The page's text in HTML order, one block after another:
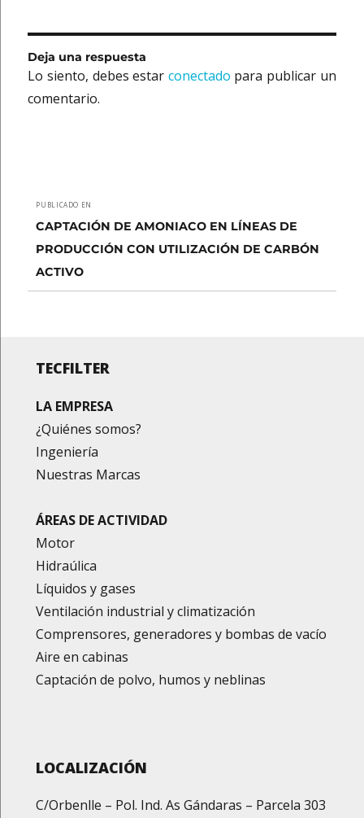
Deja una respuesta
Lo siento, debes estar conectado para publicar un
comentario.
Navegación
de
entradas
PUBLICADO EN
CAPTACIÓN DE AMONIACO EN LÍNEAS DE
PRODUCCIÓN CON UTILIZACIÓN DE CARBÓN
ACTIVO
TECFILTER
LA EMPRESA
¿Quiénes somos?
Ingeniería
Nuestras Marcas
ÁREAS DE ACTIVIDAD
Motor
Hidraúlica
Líquidos y gases
Ventilación industrial y climatización
Comprensores, generadores y bombas de vacío
Aire en cabinas
Captación de polvo, humos y neblinas
LOCALIZACIÓN
C/Orbenlle – Pol. Ind. As Gándaras – Parcela 303